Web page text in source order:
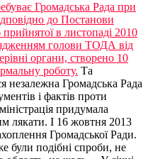
Громадська Рада при
до Постанови
в листопаді 2010
голови ТОДА від
органи, створено 10
роботу. Та
незалежна Громадська Рада
і фактів проти
придумала
лякати. І 16 жовтня 2013
Громадської Ради.
були подібні спроби, не